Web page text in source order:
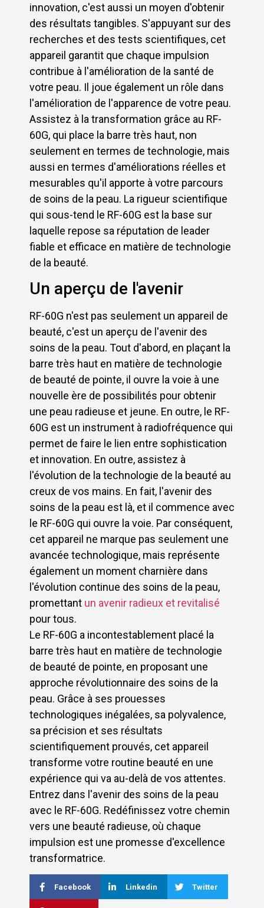
innovation, c'est aussi un moyen d'obtenir
des résultats tangibles. S'appuyant sur des
recherches et des tests scientifiques, cet
appareil garantit que chaque impulsion
contribue à l'amélioration de la santé de
votre peau. Il joue également un rôle dans
l'amélioration de l'apparence de votre peau.
Assistez à la transformation grâce au RF-
60G, qui place la barre très haut, non
seulement en termes de technologie, mais
aussi en termes d'améliorations réelles et
mesurables qu'il apporte à votre parcours
de soins de la peau. La rigueur scientifique
qui sous-tend le RF-60G est la base sur
laquelle repose sa réputation de leader
fiable et efficace en matière de technologie
de la beauté.
Un aperçu de l'avenir
RF-60G n'est pas seulement un appareil de
beauté, c'est un aperçu de l'avenir des
soins de la peau. Tout d'abord, en plaçant la
barre très haut en matière de technologie
de beauté de pointe, il ouvre la voie à une
nouvelle ère de possibilités pour obtenir
une peau radieuse et jeune. En outre, le RF-
60G est un instrument à radiofréquence qui
permet de faire le lien entre sophistication
et innovation. En outre, assistez à
l'évolution de la technologie de la beauté au
creux de vos mains. En fait, l'avenir des
soins de la peau est là, et il commence avec
le RF-60G qui ouvre la voie. Par conséquent,
cet appareil ne marque pas seulement une
avancée technologique, mais représente
également un moment charnière dans
l'évolution continue des soins de la peau,
promettant un avenir radieux et revitalisé
pour tous.
Le RF-60G a incontestablement placé la
barre très haut en matière de technologie
de beauté de pointe, en proposant une
approche révolutionnaire des soins de la
peau. Grâce à ses prouesses
technologiques inégalées, sa polyvalence,
sa précision et ses résultats
scientifiquement prouvés, cet appareil
transforme votre routine beauté en une
expérience qui va au-delà de vos attentes.
Entrez dans l'avenir des soins de la peau
avec le RF-60G. Redéfinissez votre chemin
vers une beauté radieuse, où chaque
impulsion est une promesse d'excellence
transformatrice.
Facebook Linkedin Twitter